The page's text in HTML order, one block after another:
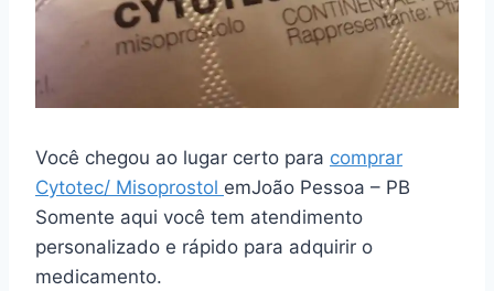
Você chegou ao lugar certo para comprar
Cytotec/ Misoprostol emJoão Pessoa – PB
Somente aqui você tem atendimento
personalizado e rápido para adquirir o
medicamento.